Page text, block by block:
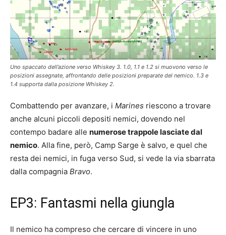
Uno spaccato dell’azione verso Whiskey 3. 1.0, 1.1 e 1.2 si muovono verso le
posizioni assegnate, affrontando delle posizioni preparate del nemico. 1.3 e
1.4 supporta dalla posizione Whiskey 2.
Combattendo per avanzare, i Marines riescono a trovare
anche alcuni piccoli depositi nemici, dovendo nel
contempo badare alle numerose trappole lasciate dal
nemico. Alla fine, però, Camp Sarge è salvo, e quel che
resta dei nemici, in fuga verso Sud, si vede la via sbarrata
dalla compagnia Bravo.
EP3: Fantasmi nella giungla
Il nemico ha compreso che cercare di vincere in uno